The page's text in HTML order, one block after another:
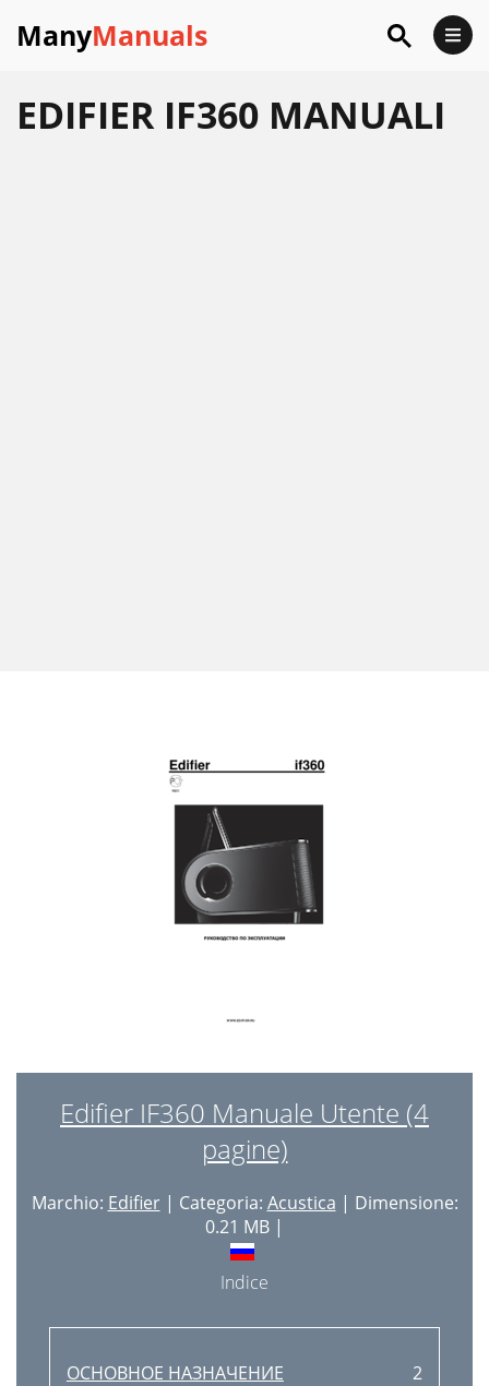
ManyManuals
EDIFIER IF360 MANUALI
Edifier IF360 Manuale Utente (4
pagine)
Marchio: Edifier| Categoria: Acustica | Dimensione:
0.21 MB |
Indice
ОСНОВНОЕ НАЗНАЧЕНИЕ
2